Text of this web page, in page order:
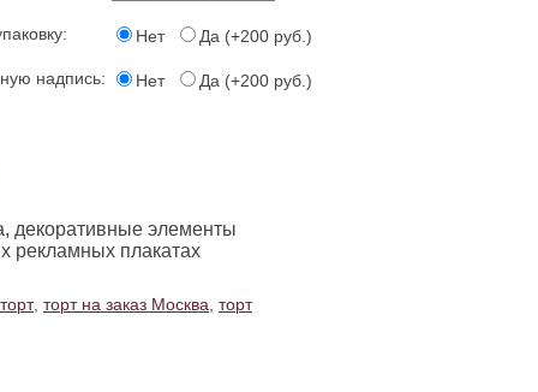
Нет Да (+200 руб.)
надпись: Нет Да (+200 руб.)
декоративные элементы
рекламных плакатах
, торт на заказ Москва, торт